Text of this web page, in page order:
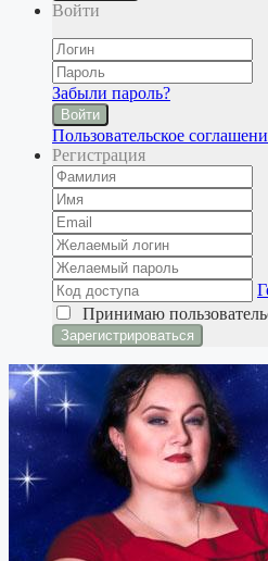
Войти
Забыли пароль?
Войти
Пользовательское
Регистрация
Принимаю